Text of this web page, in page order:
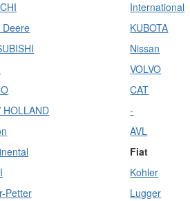
International
Deere
KUBOTA
Nissan
VOLVO
CAT
HOLLAND
-
AVL
Fiat
Kohler
Petter
Lugger